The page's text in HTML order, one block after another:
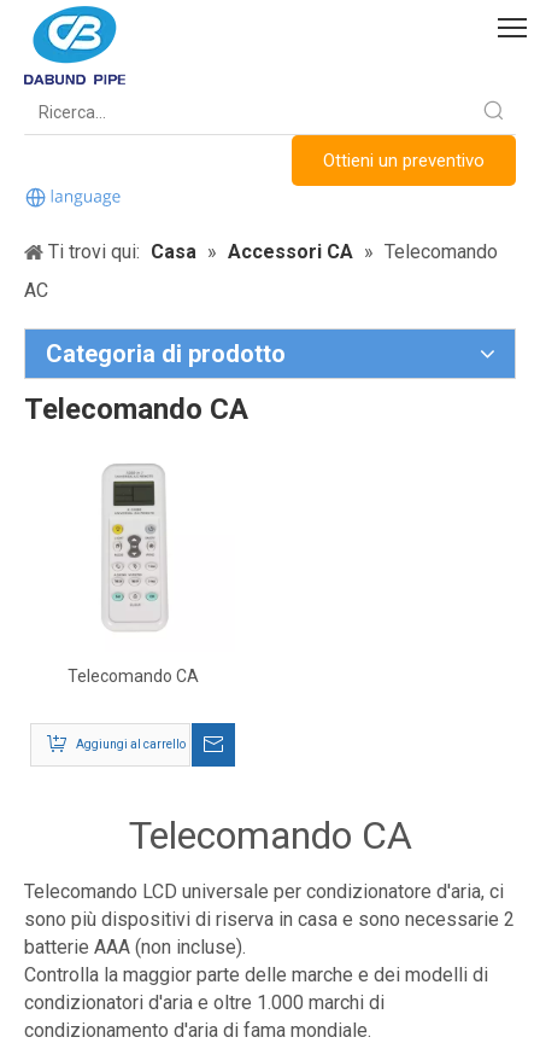
Ottieni un preventivo
Ti trovi qui: Casa » Accessori CA » Telecomando
AC
Categoria di prodotto
Telecomando CA
Telecomando CA
Aggiungi al carrello
Telecomando CA
Telecomando LCD universale per condizionatore d'aria, ci
sono più dispositivi di riserva in casa e sono necessarie 2
batterie AAA (non incluse).
Controlla la maggior parte delle marche e dei modelli di
condizionatori d'aria e oltre 1.000 marchi di
condizionamento d'aria di fama mondiale.